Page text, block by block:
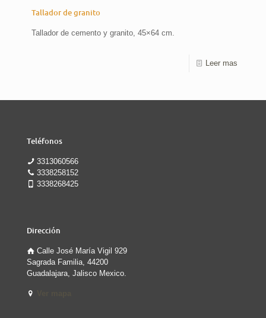
Tallador de granito
Tallador de cemento y granito, 45×64 cm.
Leer mas
Teléfonos
3313060566
3338258152
3338268425
Dirección
Calle José María Vigil 929
Sagrada Familia, 44200
Guadalajara, Jalisco Mexico.